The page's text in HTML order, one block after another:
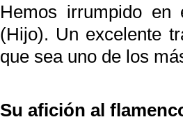
Hemos irrumpido en
(Hijo). Un excelente
que sea uno de los
Su afición al